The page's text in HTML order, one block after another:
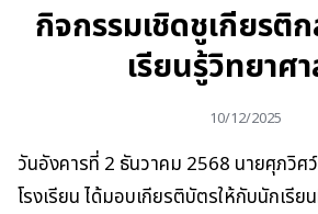
กิจกรรมเชิดชูเกียรติก
เรียนรู้วิทยาศ
10/12/2025
วันอังคารที่ 2 ธันวาคม 2568 นายศุภวิศ
โรงเรียน ได้มอบเกียรติบัตรให้กับนักเรีย